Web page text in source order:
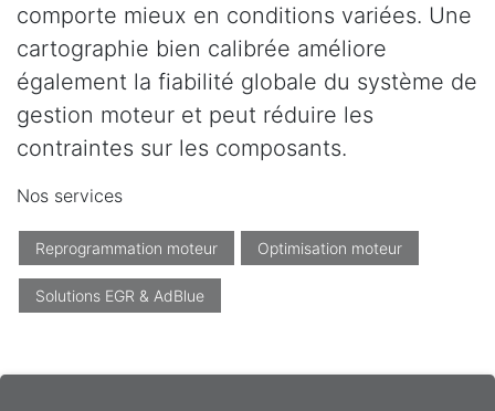
comporte mieux en conditions variées. Une
cartographie bien calibrée améliore
également la fiabilité globale du système de
gestion moteur et peut réduire les
contraintes sur les composants.
Nos services
Reprogrammation moteur Optimisation moteur
Solutions EGR & AdBlue